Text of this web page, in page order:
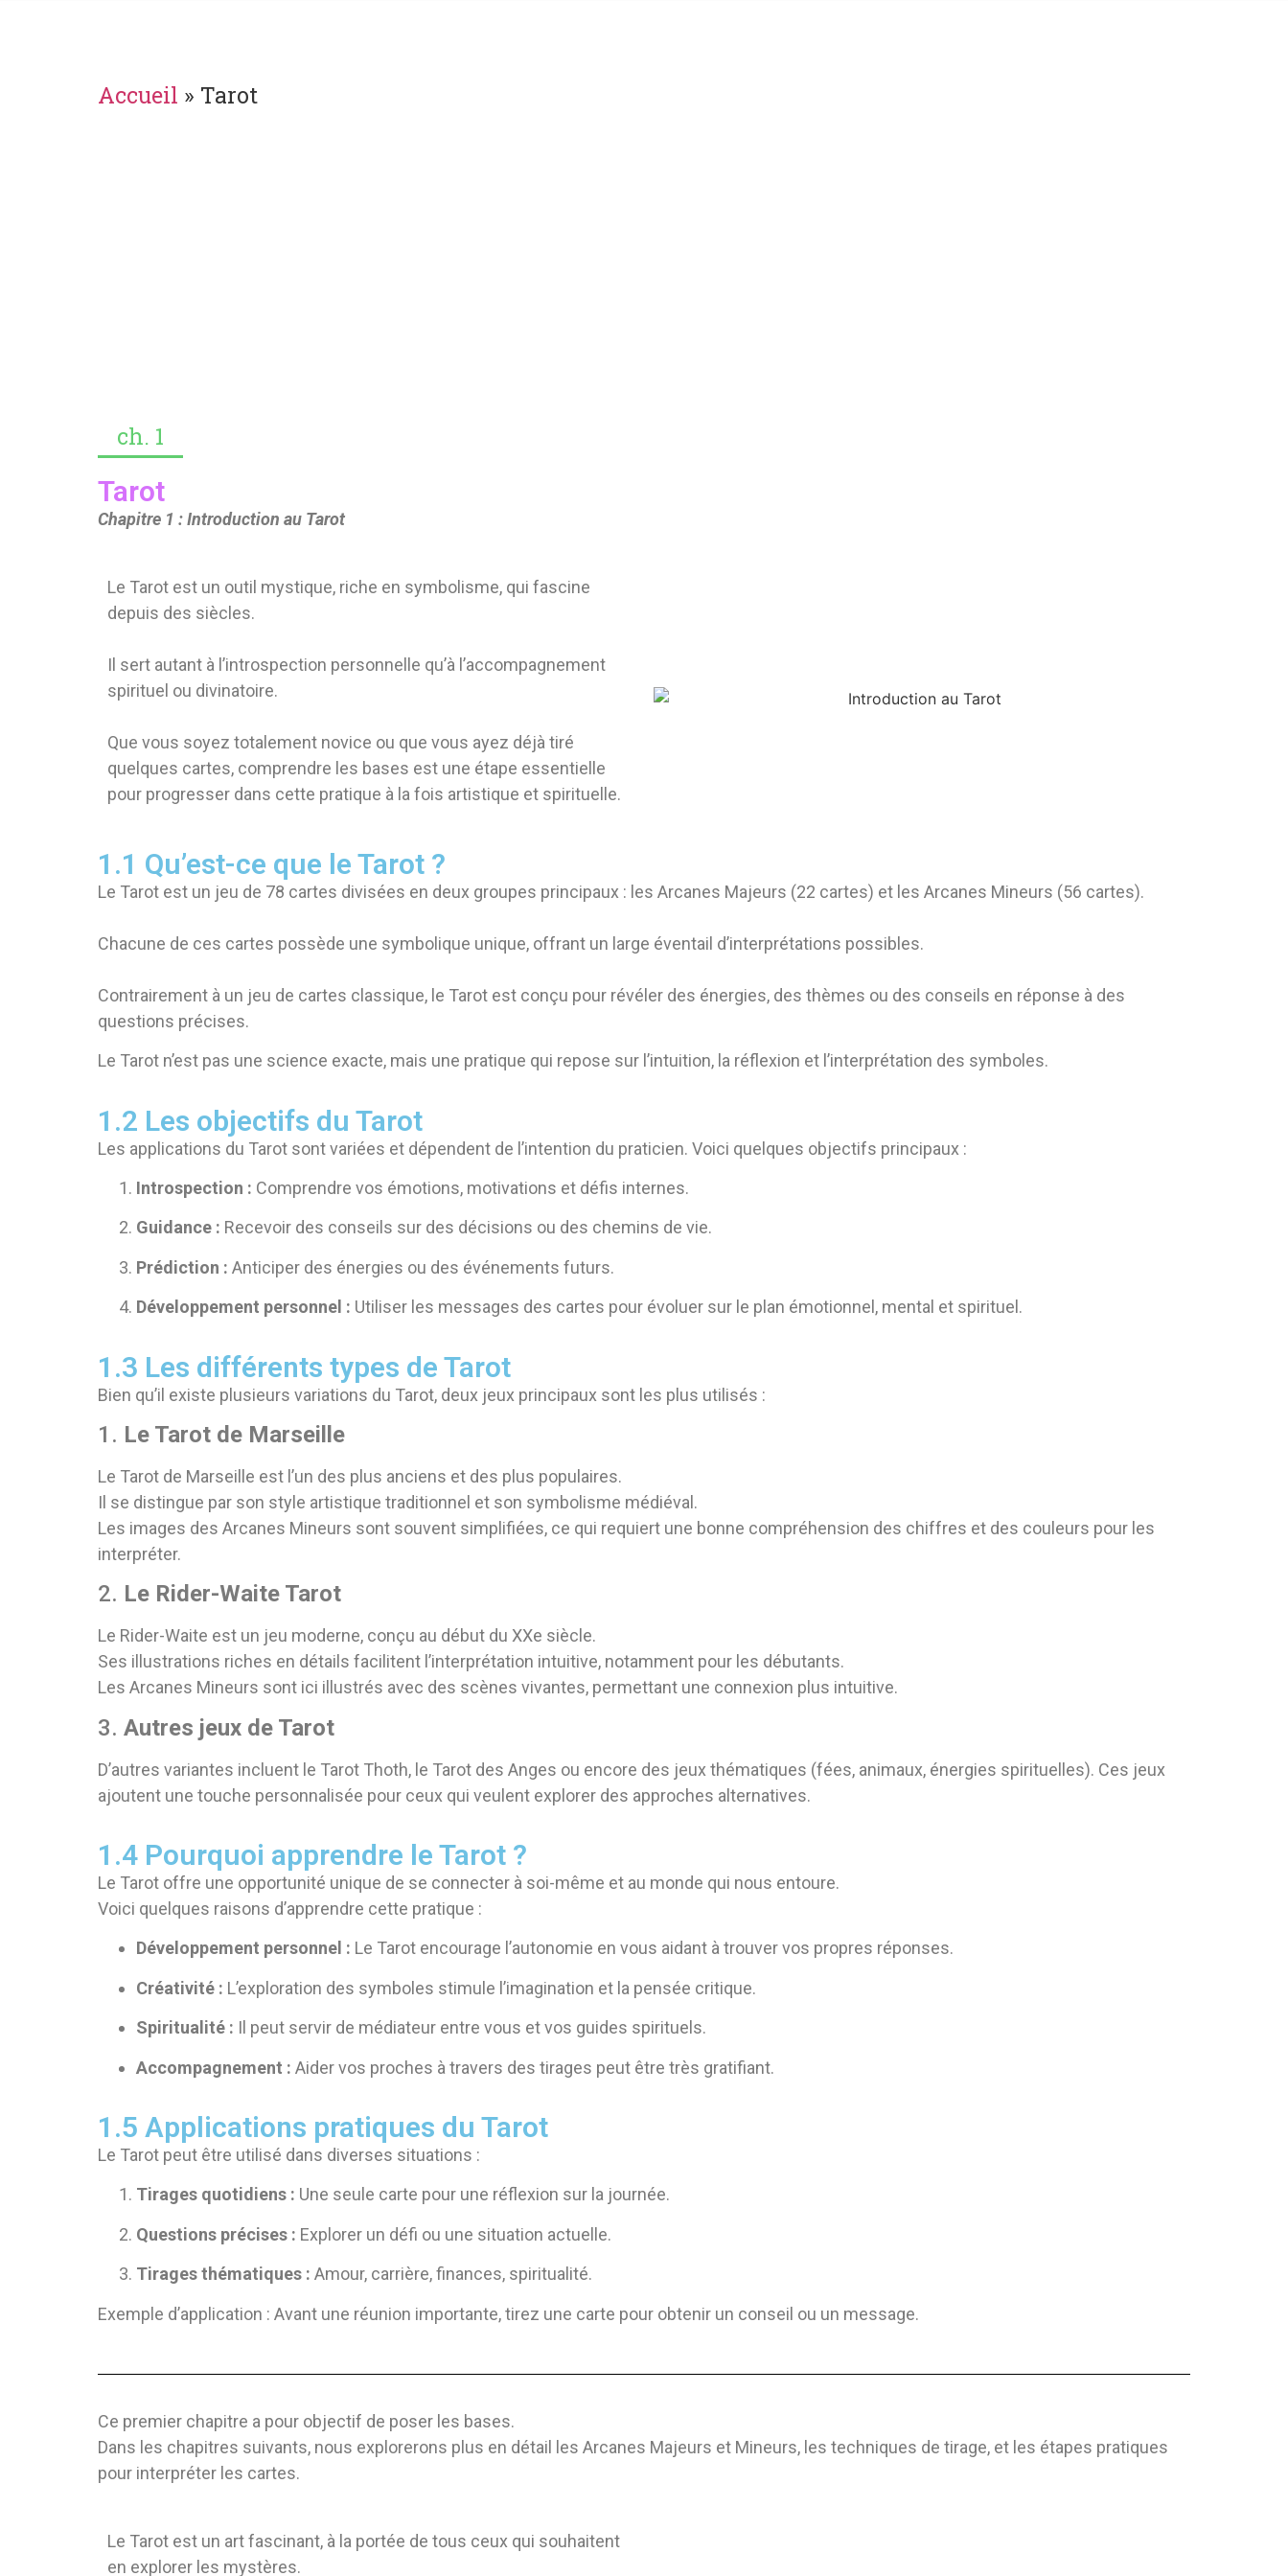
Accueil » Tarot
ch. 1
Tarot
Chapitre 1 : Introduction au Tarot
Le Tarot est un outil mystique, riche en symbolisme, qui fascine
depuis des siècles.
Il sert autant à l’introspection personnelle qu’à l’accompagnement
spirituel ou divinatoire.
Que vous soyez totalement novice ou que vous ayez déjà tiré
quelques cartes, comprendre les bases est une étape essentielle
pour progresser dans cette pratique à la fois artistique et spirituelle.
1.1 Qu’est-ce que le Tarot ?
Le Tarot est un jeu de 78 cartes divisées en deux groupes principaux : les Arcanes Majeurs (22 cartes) et les Arcanes Mineurs (56 cartes).
Chacune de ces cartes possède une symbolique unique, offrant un large éventail d’interprétations possibles.
Contrairement à un jeu de cartes classique, le Tarot est conçu pour révéler des énergies, des thèmes ou des conseils en réponse à des
questions précises.
Le Tarot n’est pas une science exacte, mais une pratique qui repose sur l’intuition, la réflexion et l’interprétation des symboles.
1.2 Les objectifs du Tarot
Les applications du Tarot sont variées et dépendent de l’intention du praticien. Voici quelques objectifs principaux :
Introspection : Comprendre vos émotions, motivations et défis internes.
Guidance : Recevoir des conseils sur des décisions ou des chemins de vie.
Prédiction : Anticiper des énergies ou des événements futurs.
Développement personnel : Utiliser les messages des cartes pour évoluer sur le plan émotionnel, mental et spirituel.
1.3 Les différents types de Tarot
Bien qu’il existe plusieurs variations du Tarot, deux jeux principaux sont les plus utilisés :
1. Le Tarot de Marseille
Le Tarot de Marseille est l’un des plus anciens et des plus populaires.
Il se distingue par son style artistique traditionnel et son symbolisme médiéval.
Les images des Arcanes Mineurs sont souvent simplifiées, ce qui requiert une bonne compréhension des chiffres et des couleurs pour les
interpréter.
2. Le Rider-Waite Tarot
Le Rider-Waite est un jeu moderne, conçu au début du XXe siècle.
Ses illustrations riches en détails facilitent l’interprétation intuitive, notamment pour les débutants.
Les Arcanes Mineurs sont ici illustrés avec des scènes vivantes, permettant une connexion plus intuitive.
3. Autres jeux de Tarot
D’autres variantes incluent le Tarot Thoth, le Tarot des Anges ou encore des jeux thématiques (fées, animaux, énergies spirituelles). Ces jeux
ajoutent une touche personnalisée pour ceux qui veulent explorer des approches alternatives.
1.4 Pourquoi apprendre le Tarot ?
Le Tarot offre une opportunité unique de se connecter à soi-même et au monde qui nous entoure.
Voici quelques raisons d’apprendre cette pratique :
Développement personnel : Le Tarot encourage l’autonomie en vous aidant à trouver vos propres réponses.
Créativité : L’exploration des symboles stimule l’imagination et la pensée critique.
Spiritualité : Il peut servir de médiateur entre vous et vos guides spirituels.
Accompagnement : Aider vos proches à travers des tirages peut être très gratifiant.
1.5 Applications pratiques du Tarot
Le Tarot peut être utilisé dans diverses situations :
Tirages quotidiens : Une seule carte pour une réflexion sur la journée.
Questions précises : Explorer un défi ou une situation actuelle.
Tirages thématiques : Amour, carrière, finances, spiritualité.
Exemple d’application : Avant une réunion importante, tirez une carte pour obtenir un conseil ou un message.
Ce premier chapitre a pour objectif de poser les bases.
Dans les chapitres suivants, nous explorerons plus en détail les Arcanes Majeurs et Mineurs, les techniques de tirage, et les étapes pratiques
pour interpréter les cartes.
Le Tarot est un art fascinant, à la portée de tous ceux qui souhaitent
en explorer les mystères.